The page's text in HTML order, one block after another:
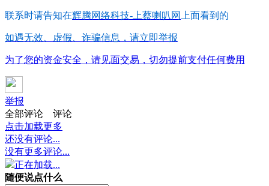
联系时请告知在辉腾网络科技-上蔡喇叭网 上面看到的
如遇无效、虚假、诈骗信息，请立即举报
为了您的资金安全，请见面交易，切勿提前支付任何费用
举报
全部评论
评论
点击加载更多
还没有评论...
没有更多评论...
正在加载...
随便说点什么